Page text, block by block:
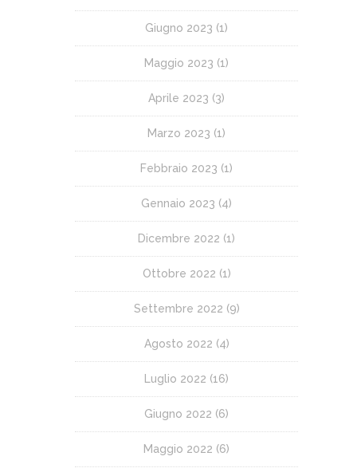
Giugno 2023 (1)
Maggio 2023 (1)
Aprile 2023 (3)
Marzo 2023 (1)
Febbraio 2023 (1)
Gennaio 2023 (4)
Dicembre 2022 (1)
Ottobre 2022 (1)
Settembre 2022 (9)
Agosto 2022 (4)
Luglio 2022 (16)
Giugno 2022 (6)
Maggio 2022 (6)